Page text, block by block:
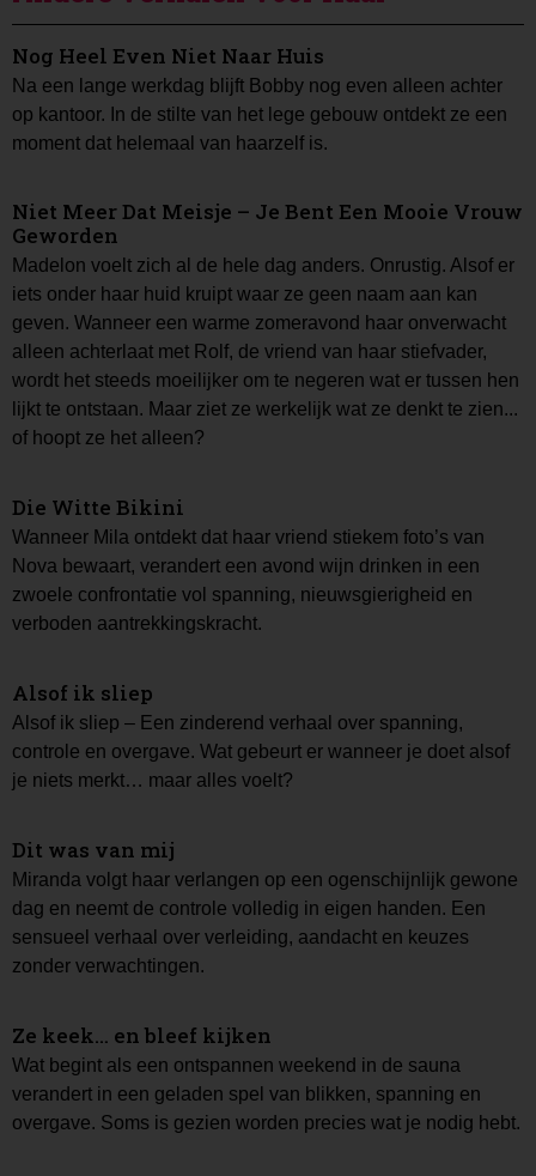
Nog Heel Even Niet Naar Huis
Na een lange werkdag blijft Bobby nog even alleen achter
op kantoor. In de stilte van het lege gebouw ontdekt ze een
moment dat helemaal van haarzelf is.
Niet Meer Dat Meisje – Je Bent Een Mooie Vrouw
Geworden
Madelon voelt zich al de hele dag anders. Onrustig. Alsof er
iets onder haar huid kruipt waar ze geen naam aan kan
geven. Wanneer een warme zomeravond haar onverwacht
alleen achterlaat met Rolf, de vriend van haar stiefvader,
wordt het steeds moeilijker om te negeren wat er tussen hen
lijkt te ontstaan. Maar ziet ze werkelijk wat ze denkt te zien...
of hoopt ze het alleen?
Die Witte Bikini
Wanneer Mila ontdekt dat haar vriend stiekem foto’s van
Nova bewaart, verandert een avond wijn drinken in een
zwoele confrontatie vol spanning, nieuwsgierigheid en
verboden aantrekkingskracht.
Alsof ik sliep
Alsof ik sliep – Een zinderend verhaal over spanning,
controle en overgave. Wat gebeurt er wanneer je doet alsof
je niets merkt… maar alles voelt?
Dit was van mij
Miranda volgt haar verlangen op een ogenschijnlijk gewone
dag en neemt de controle volledig in eigen handen. Een
sensueel verhaal over verleiding, aandacht en keuzes
zonder verwachtingen.
Ze keek… en bleef kijken
Wat begint als een ontspannen weekend in de sauna
verandert in een geladen spel van blikken, spanning en
overgave. Soms is gezien worden precies wat je nodig hebt.